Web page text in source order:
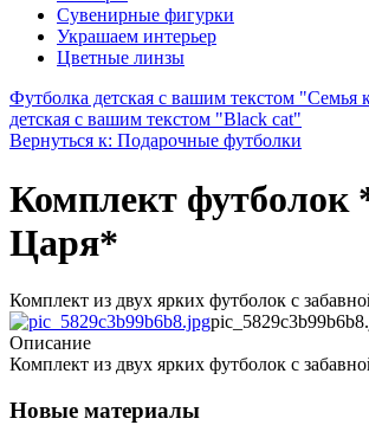
Сувенирные фигурки
Украшаем интерьер
Цветные линзы
Футболка детская с вашим текстом "Семья
детская с вашим текстом "Black cat"
Вернуться к: Подарочные футболки
Комплект футболок
Царя*
Комплект из двух ярких футболок с
Описание
Комплект из двух ярких футболок с
Новые материалы